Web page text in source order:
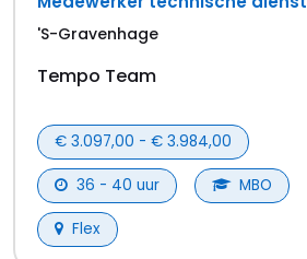
's-Gravenhage
Tempo Team
€ 3.097,00 - € 3.984,00
36 - 40 uur MBO
Flex